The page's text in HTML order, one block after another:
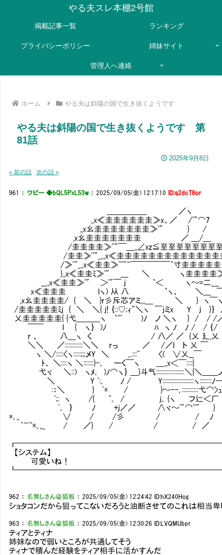
やる夫スレ本棚2号館
掲載記事一覧 ランキング
プライバシーポリシー 姉妹サイト
管理人へ連絡
ホーム やる夫は斜陽の国で生き抜くようです
やる夫は斜陽の国で生き抜くようです 第
81話
2025年9月8日
« 前の話 次の話 »
961 ： ワビー ◆bQL5PxL53w ：2025/09/05(金) 12:17:10 ID:q2dcT8or
＿＿＿＿＿ ／ヽ
,,x≪圭圭圭圭圭圭≫x、／ /'"⌒7
,,x幺圭圭圭圭圭圭圭≫'" } /
,x幺圭圭圭圭圭圭圭㌢ ／ ＿/＿
/圭圭圭圭≫''"￣＿,,∠xz≦至至至至至至至至
/圭圭≫''"_,,,x≪圭圭圭圭圭圭圭圭圭圭圭圭圭
/≫'"_,,x≪圭圭≫'''"~￣￣￣￣￣`寸圭圭圭圭圭
},,x≪圭圭ﾐ≫'" ＿ ＼ ヽ圭圭圭圭
__,,x≪圭圭≫'" ＞'"￣ j `＜ ヽ～=二＿
x≪圭圭圭㌢ lヽ) 从 八 `ヽ、 ＼＿ ￣
,x幺圭圭圭圭/ { ＼ }r彡斥芯アミ,,,＿ ＼ } ヽ￣
/圭圭圭圭圭ﾐj { ＼ ＼{ j! ｛::♡;ｨ"＼ヽ ￣jミx Y j }｝ ﾉ
乂圭圭圭圭圭{ {弋＿＿＿ヽ `''ﾞ )ﾉ ノ ＼ヽ }
￣￣ l { ヽ｝ )ﾉ ﾊ ヽ ﾉ ﾉ / / ｛/
r 、 八＿ヽ く / 八／ ／ {乂 廴,乂
＼＼ ／::::::::::::＼＼ rっ ／ /／l ト 乂 ￣
ヽ ＼/:::::〈ヽ:::::;;;メY ＼ ,..:::'ﾞ 〈( ∨乂__￣
ﾄ、 ＼::::ヽ ＼:::::::}-､ ーく￣ヽ ＿,,x＜￣::::|
弋ヾ ＼::) ヽﾒ｡ )ﾉ⌒ヽ｝ ＿}斗气:::::::::::::::::::＼|＼＿＿ノ
＼ Y ﾟ:｡ ﾉ / Y:::::::::::::::::::::ヽ::::::::ﾉ
:：＼ } ﾞ* / }～--､:::::::::::弋⌒>ｭ
ﾞ;; ヽ /{ `｡ / j､ {ヽ フ辷＜厂
ﾟ｡ ｝ ﾉ +j／／ ∧ヾ～'"⌒''" }
*｡,, ∨ / /彡 / / ﾉ
｀~ﾟ''*｡,,_ / ／} / / / ／
【システム】
可愛いね！
962 ： 名無しさん＠狐板 ：2025/09/05(金) 12:24:42 ID:hX240Hog
ショタコンだから狙ってこないだろうと油断させてのこれは相当
963 ： 名無しさん＠狐板 ：2025/09/05(金) 12:30:26 ID:LVQMUbpr
ティアとティナ
姉妹なので弱いところが共通してそう
ティナで積んだ経験をティア相手に活かすんだ